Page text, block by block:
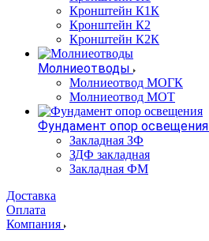
Кронштейн К1К
Кронштейн К2
Кронштейн К2К
Молниеотводы
Молниеотвод МОГК
Молниеотвод МОТ
Фундамент опор освещения
Закладная ЗФ
ЗДФ закладная
Закладная ФМ
Доставка
Оплата
Компания